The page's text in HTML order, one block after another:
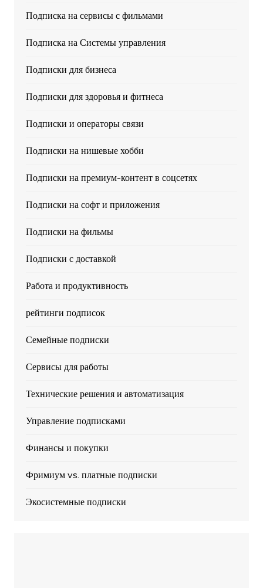
Подписка на сервисы с фильмами
Подписка на Системы управления
Подписки для бизнеса
Подписки для здоровья и фитнеса
Подписки и операторы связи
Подписки на нишевые хобби
Подписки на премиум-контент в соцсетях
Подписки на софт и приложения
Подписки на фильмы
Подписки с доставкой
Работа и продуктивность
рейтинги подписок
Семейные подписки
Сервисы для работы
Технические решения и автоматизация
Управление подписками
Финансы и покупки
Фримиум vs. платные подписки
Экосистемные подписки